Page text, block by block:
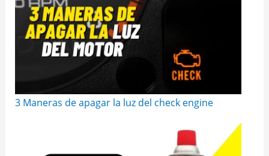
3 Maneras de apagar la luz del check engine